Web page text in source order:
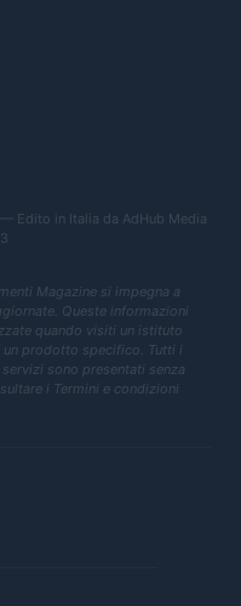
Edito in Italia da AdHub Media
Magazine si impegna a
Queste informazioni
quando visiti un istituto
prodotto specifico. Tutti i
sono presentati senza
i Termini e condizioni